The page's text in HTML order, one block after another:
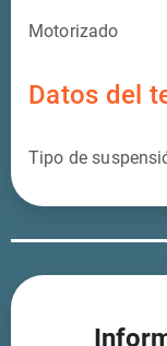
Motorizado
Datos del
Tipo de